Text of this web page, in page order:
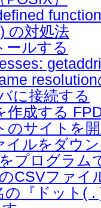
function
の対処法
ールする
に接続する
作成する
のサイトを
イルをダウ
プログラム
CSVファイ
の『ドット(